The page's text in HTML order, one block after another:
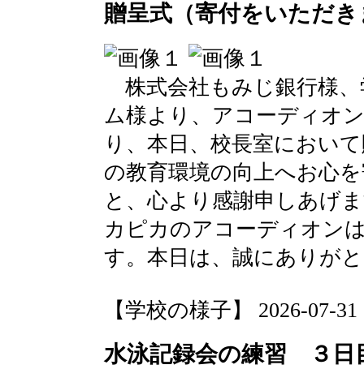
贈呈式（寄付をいただ
株式会社もみじ銀行様
ム様より、アコーディオ
り、本日、校長室におい
の教育環境の向上へお心
と、心より感謝申しあげ
カピカのアコーディオン
す。本日は、誠にありが
【学校の様子】 2026-07-
水泳記録会の練習 ３日